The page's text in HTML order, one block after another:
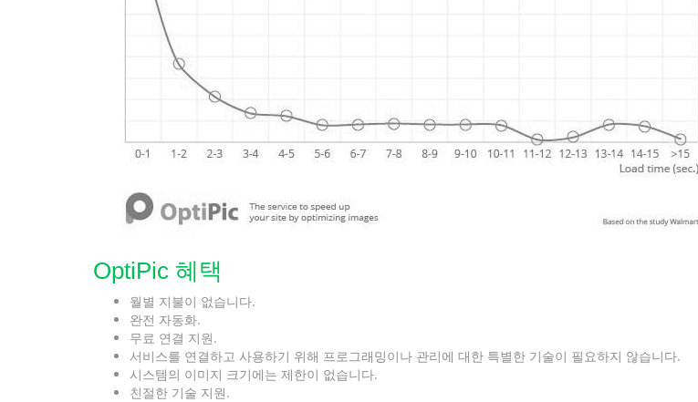
OptiPic 혜택
월별 지불이 없습니다.
완전 자동화.
무료 연결 지원.
서비스를 연결하고 사용하기 위해 프로그래밍이나 관리에 대한 특별한 기술이 필요하지 않습니다.
시스템의 이미지 크기에는 제한이 없습니다.
친절한 기술 지원.